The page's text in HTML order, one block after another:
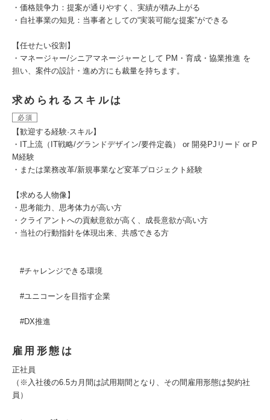
・価格競争力：提案が通りやすく、実績が積み上がる
・自社事業の知見：当事者としての“実装可能な提案”ができる
【任せたい役割】
・マネージャー/シニアマネージャーとして PM・育成・協業推進 を
担い、案件の設計・進め方にも裁量を持ちます。
求められるスキルは
必須
【歓迎する経験·スキル】
・IT上流（IT戦略/グランドデザイン/要件定義） or 開発PJリード or P
M経験
・または業務改革/新規事業など変革プロジェクト経験
【求める人物像】
・思考能力、思考体力が高い方
・クライアントへの貢献意欲が高く、成長意欲が高い方
・当社の行動指針を体現出来、共感できる方
#チャレンジできる環境
#ユニコーンを目指す企業
#DX推進
雇用形態は
正社員
（※入社後の6.5カ月間は試用期間となり、その間雇用形態は契約社
員）